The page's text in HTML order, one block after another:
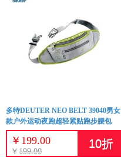
多特DEUTER NEO BELT 39040男女
款户外运动夜跑超轻紧贴跑步腰包
￥ 199.00
￥ 199.00
10折